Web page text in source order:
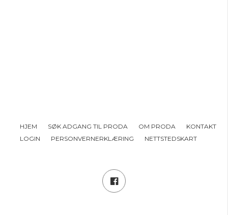
HJEM SØK ADGANG TIL PRODA OM PRODA
KONTAKT
LOGIN
PERSONVERNERKLÆRING NETTSTEDSKART